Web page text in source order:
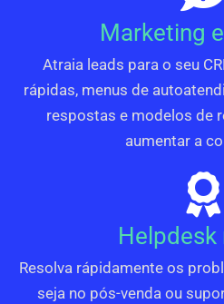
Marketing
Atraia leads para o seu
rápidas, menus de
respostas e modelos de
aumentar a
Helpdesk
Resolva rápidamente os
seja no pós-venda ou